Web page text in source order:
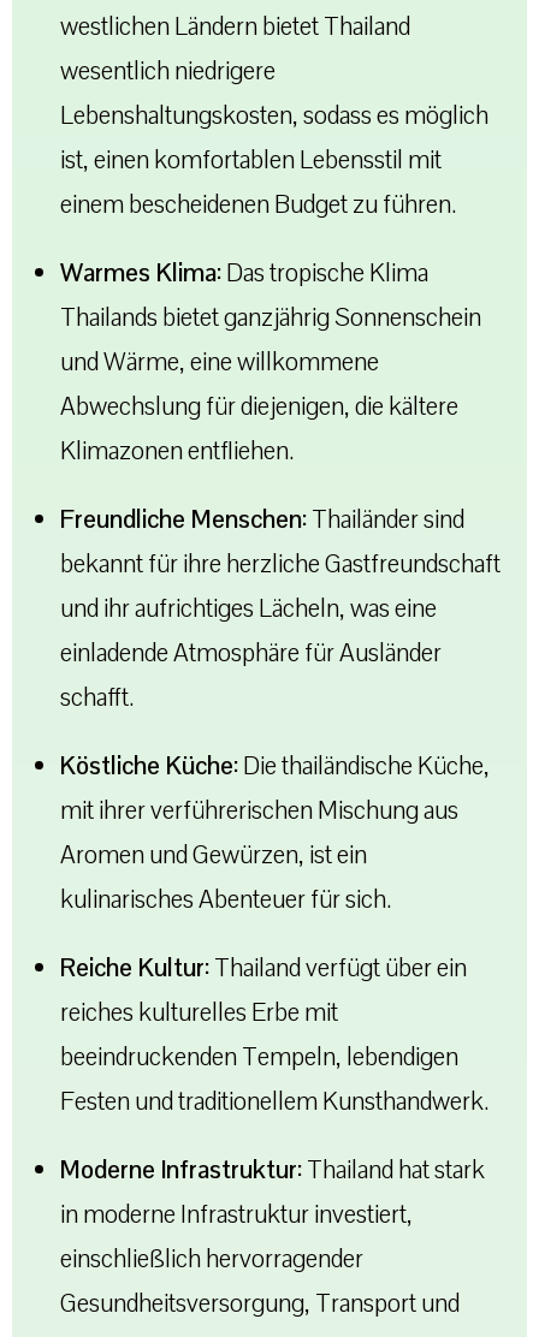
westlichen Ländern bietet Thailand
wesentlich niedrigere
Lebenshaltungskosten, sodass es möglich
ist, einen komfortablen Lebensstil mit
einem bescheidenen Budget zu führen.
Warmes Klima:Das tropische Klima
Thailands bietet ganzjährig Sonnenschein
und Wärme, eine willkommene
Abwechslung für diejenigen, die kältere
Klimazonen entfliehen.
Freundliche Menschen:Thailänder sind
bekannt für ihre herzliche Gastfreundschaft
und ihr aufrichtiges Lächeln, was eine
einladende Atmosphäre für Ausländer
schafft.
Köstliche Küche:Die thailändische Küche,
mit ihrer verführerischen Mischung aus
Aromen und Gewürzen, ist ein
kulinarisches Abenteuer für sich.
Reiche Kultur:Thailand verfügt über ein
reiches kulturelles Erbe mit
beeindruckenden Tempeln, lebendigen
Festen und traditionellem Kunsthandwerk.
Moderne Infrastruktur:Thailand hat stark
in moderne Infrastruktur investiert,
einschließlich hervorragender
Gesundheitsversorgung, Transport und